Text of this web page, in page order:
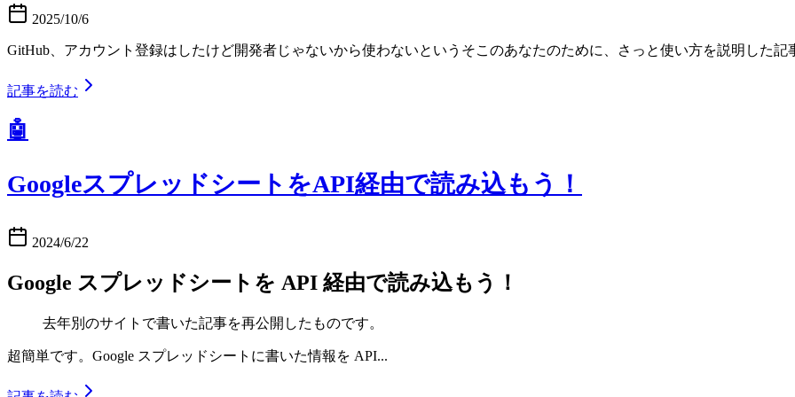
2025/10/6
GitHub、アカウント登録はしたけど開発者じゃないから使わないというそこのあなたのために、さっと使い方を説明した記
記事を読む
🤖
GoogleスプレッドシートをAPI経由で読み込もう！
2024/6/22
Google スプレッドシートを API 経由で読み込もう！
去年別のサイトで書いた記事を再公開したものです。
超簡単です。Google スプレッドシートに書いた情報を API...